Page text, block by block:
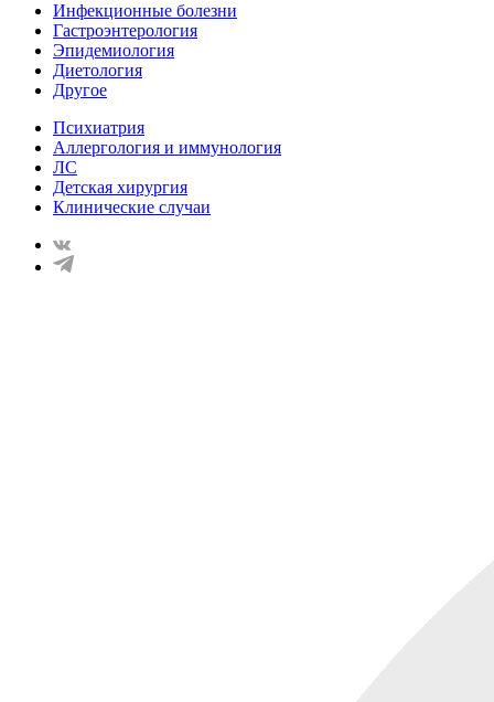
Инфекционные болезни
Гастроэнтерология
Эпидемиология
Диетология
Другое
Психиатрия
Аллергология и иммунология
ЛС
Детская хирургия
Клинические случаи